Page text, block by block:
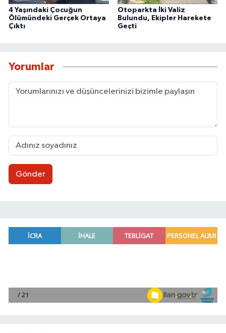
4 Yaşındaki Çocuğun
Ölümündeki Gerçek Ortaya
Çıktı
Otoparkta İki Valiz
Bulundu, Ekipler Harekete
Geçti
Yorumlar
Gönder